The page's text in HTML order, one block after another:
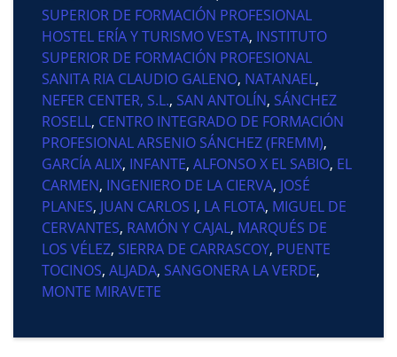
SUPERIOR DE FORMACIÓN PROFESIONAL
HOSTEL ERÍA Y TURISMO VESTA, INSTITUTO
SUPERIOR DE FORMACIÓN PROFESIONAL
SANITA RIA CLAUDIO GALENO, NATANAEL,
NEFER CENTER, S.L., SAN ANTOLÍN, SÁNCHEZ
ROSELL, CENTRO INTEGRADO DE FORMACIÓN
PROFESIONAL ARSENIO SÁNCHEZ (FREMM),
GARCÍA ALIX, INFANTE, ALFONSO X EL SABIO, EL
CARMEN, INGENIERO DE LA CIERVA, JOSÉ
PLANES, JUAN CARLOS I, LA FLOTA, MIGUEL DE
CERVANTES, RAMÓN Y CAJAL, MARQUÉS DE
LOS VÉLEZ, SIERRA DE CARRASCOY, PUENTE
TOCINOS, ALJADA, SANGONERA LA VERDE,
MONTE MIRAVETE